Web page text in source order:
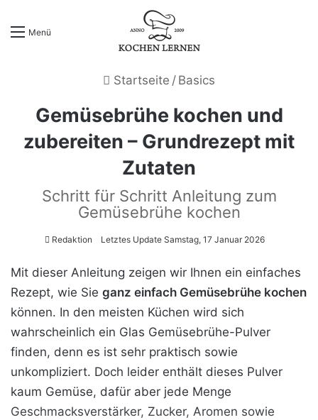
Menü
Startseite / Basics
Gemüsebrühe kochen und
zubereiten – Grundrezept mit
Zutaten
Schritt für Schritt Anleitung zum
Gemüsebrühe kochen
Redaktion Letztes Update Samstag, 17 Januar 2026
Mit dieser Anleitung zeigen wir Ihnen ein einfaches
Rezept, wie Sie ganz einfach Gemüsebrühe kochen
können. In den meisten Küchen wird sich
wahrscheinlich ein Glas Gemüsebrühe-Pulver
finden, denn es ist sehr praktisch sowie
unkompliziert. Doch leider enthält dieses Pulver
kaum Gemüse, dafür aber jede Menge
Geschmacksverstärker, Zucker, Aromen sowie